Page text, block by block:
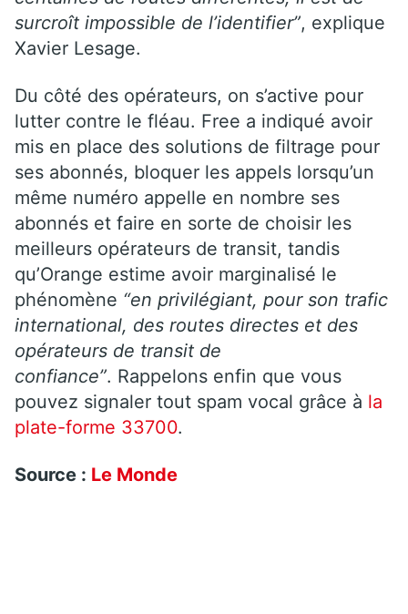
surcroît impossible de l’identifier”, explique
Xavier Lesage.
Du côté des opérateurs, on s’active pour
lutter contre le fléau. Free a indiqué avoir
mis en place des solutions de filtrage pour
ses abonnés, bloquer les appels lorsqu’un
même numéro appelle en nombre ses
abonnés et faire en sorte de choisir les
meilleurs opérateurs de transit, tandis
qu’Orange estime avoir marginalisé le
phénomène “en privilégiant, pour son trafic
international, des routes directes et des
opérateurs de transit de
confiance”. Rappelons enfin que vous
pouvez signaler tout spam vocal grâce à la
plate-forme 33700.
Source : Le Monde